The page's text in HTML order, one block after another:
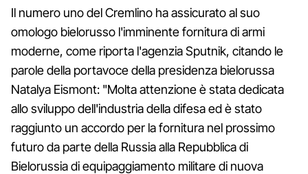
Il numero uno del Cremlino ha assicurato al suo
omologo bielorusso l'imminente fornitura di armi
moderne, come riporta l'agenzia Sputnik, citando le
parole della portavoce della presidenza bielorussa
Natalya Eismont: "Molta attenzione è stata dedicata
allo sviluppo dell'industria della difesa ed è stato
raggiunto un accordo per la fornitura nel prossimo
futuro da parte della Russia alla Repubblica di
Bielorussia di equipaggiamento militare di nuova